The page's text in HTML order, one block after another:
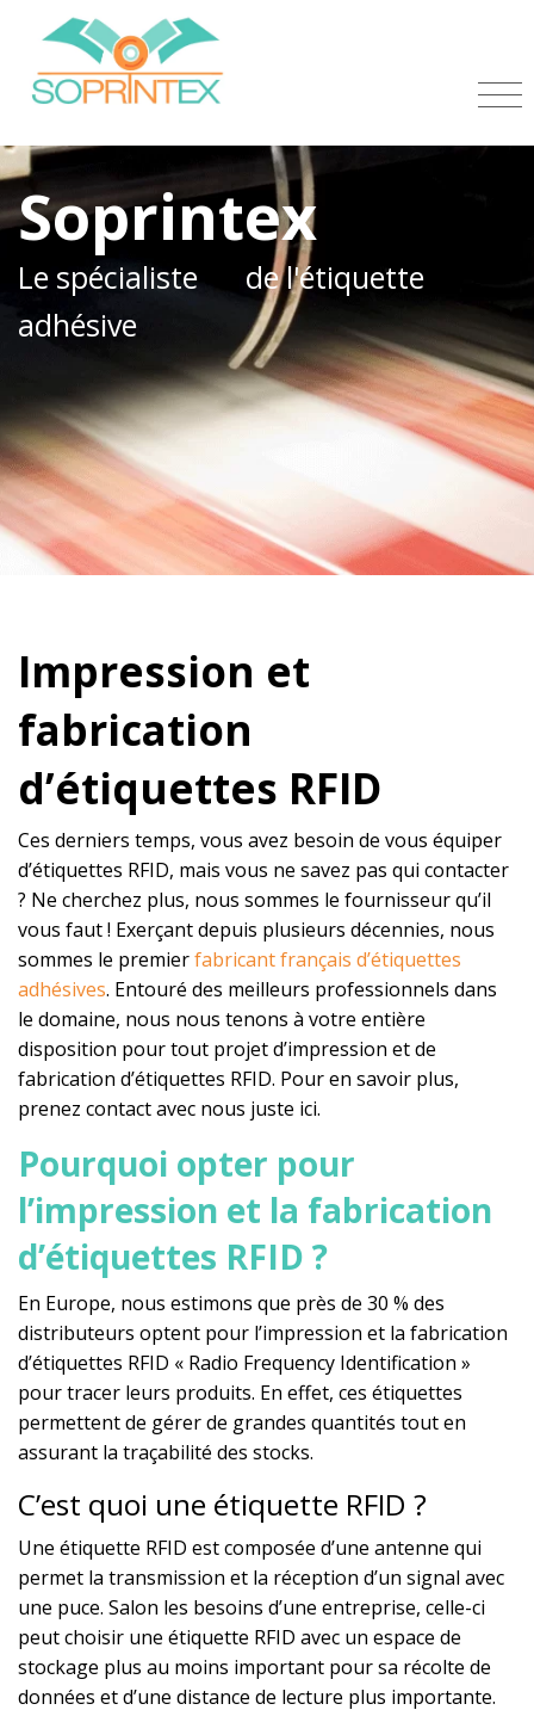
Soprintex
Le spécialiste
de l'étiquette
adhésive
Impression et
fabrication
d’étiquettes RFID
Ces derniers temps, vous avez besoin de vous équiper
d’étiquettes RFID, mais vous ne savez pas qui contacter
? Ne cherchez plus, nous sommes le fournisseur qu’il
vous faut ! Exerçant depuis plusieurs décennies, nous
sommes le premierfabricant français d’étiquettes
adhésives. Entouré des meilleurs professionnels dans
le domaine, nous nous tenons à votre entière
disposition pour tout projet d’impression et de
fabrication d’étiquettes RFID. Pour en savoir plus,
prenez contact avec nous juste ici.
Pourquoi opter pour
l’impression et la fabrication
d’étiquettes RFID ?
En Europe, nous estimons que près de 30 % des
distributeurs optent pour l’impression et la fabrication
d’étiquettes RFID « Radio Frequency Identification »
pour tracer leurs produits. En effet, ces étiquettes
permettent de gérer de grandes quantités tout en
assurant la traçabilité des stocks.
C’est quoi une étiquette RFID ?
Une étiquette RFID est composée d’une antenne qui
permet la transmission et la réception d’un signal avec
une puce. Salon les besoins d’une entreprise, celle-ci
peut choisir une étiquette RFID avec un espace de
stockage plus au moins important pour sa récolte de
données et d’une distance de lecture plus importante.